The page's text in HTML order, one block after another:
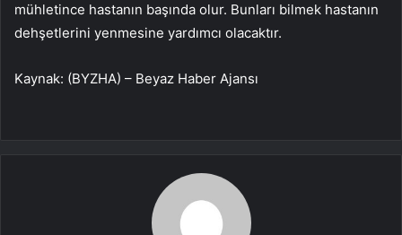
mühletince hastanın başında olur. Bunları bilmek hastanın
dehşetlerini yenmesine yardımcı olacaktır.
Kaynak: (BYZHA) – Beyaz Haber Ajansı